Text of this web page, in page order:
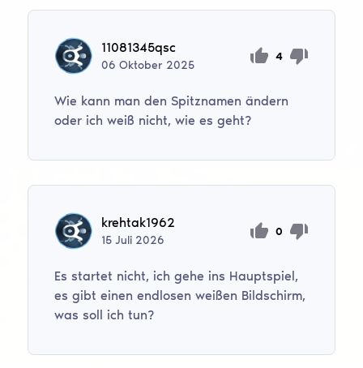
11081345qsc
06Oktober 2025
4
Wie kann man den Spitznamen ändern
oder ich weiß nicht, wie es geht?
krehtak1962
15Juli 2026
0
Es startet nicht, ich gehe ins Hauptspiel,
es gibt einen endlosen weißen Bildschirm,
was soll ich tun?